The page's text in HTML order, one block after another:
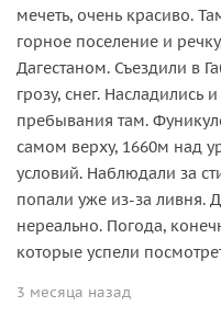
мечеть, очень красиво.
горное поселение и
Дагестаном. Съездили в
грозу, снег. Насладились
пребывания там.
самом верху, 1660м над
условий. Наблюдали за
попали уже из-за ливня.
нереально. Погода,
которые успели
3 месяца назад